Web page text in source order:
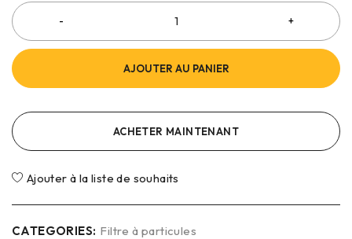
AJOUTER AU PANIER
ACHETER MAINTENANT
Ajouter à la liste de souhaits
CATEGORIES: Filtre à particules